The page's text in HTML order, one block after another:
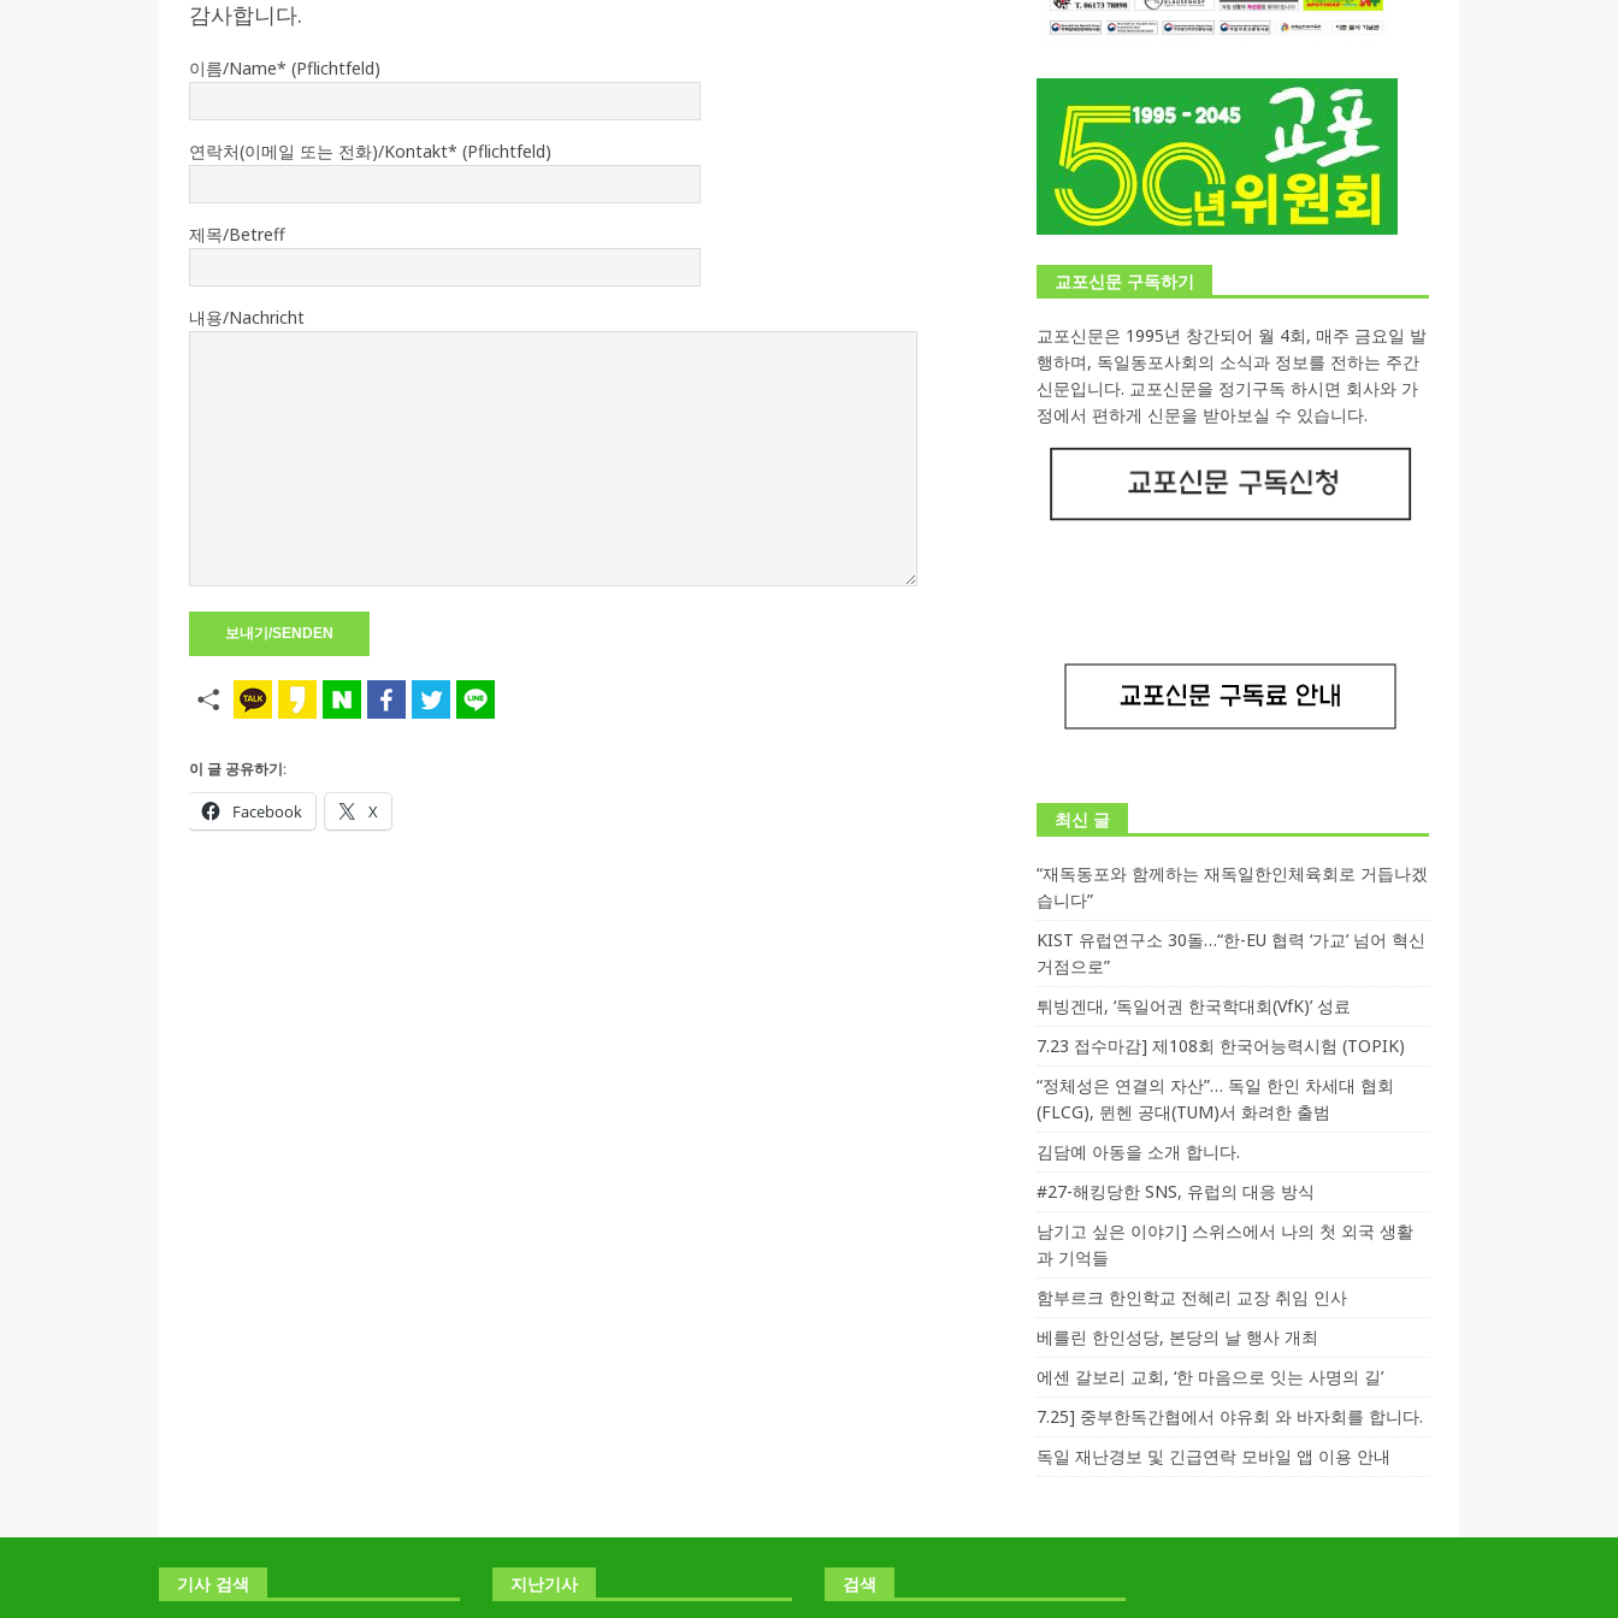
[ 2026-07-20 ] 7.23 접수마감] 제108회 한국어능력시험 (TOPIK)
[ 2026-07-20 ] “정체성은 연결의 자산”… 독일 한인 차세대 협회(FLCG), 뮌헨 공대(TUM)서 화려한 출범
인소식
[ 2026-07-20 ] 김담예 아동을 소개 합니다.
사랑의 손길
감사합니다.
이름/Name* (Pflichtfeld)
연락처(이메일 또는 전화)/Kontakt* (Pflichtfeld)
제목/Betreff
내용/Nachricht
이 글 공유하기:
Facebook X
교포신문 구독하기
교포신문은 1995년 창간되어 월 4회, 매주 금요일 발
행하며, 독일동포사회의 소식과 정보를 전하는 주간
신문입니다. 교포신문을 정기구독 하시면 회사와 가
정에서 편하게 신문을 받아보실 수 있습니다.
최신 글
“재독동포와 함께하는 재독일한인체육회로 거듭나겠
습니다”
KIST 유럽연구소 30돌…“한-EU 협력 ‘가교’ 넘어 혁신
거점으로”
튀빙겐대, ‘독일어권 한국학대회(VfK)’ 성료
7.23 접수마감] 제108회 한국어능력시험 (TOPIK)
“정체성은 연결의 자산”… 독일 한인 차세대 협회
(FLCG), 뮌헨 공대(TUM)서 화려한 출범
김담예 아동을 소개 합니다.
#27-해킹당한 SNS, 유럽의 대응 방식
남기고 싶은 이야기] 스위스에서 나의 첫 외국 생활
과 기억들
함부르크 한인학교 전혜리 교장 취임 인사
베를린 한인성당, 본당의 날 행사 개최
에센 갈보리 교회, ‘한 마음으로 잇는 사명의 길’
7.25] 중부한독간협에서 야유회 와 바자회를 합니다.
독일 재난경보 및 긴급연락 모바일 앱 이용 안내
기사 검색 지난기사 검색